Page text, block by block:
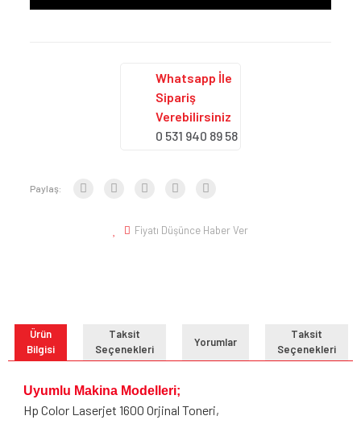
Whatsapp İle
Sipariş
Verebilirsiniz
0 531 940 89 58
Paylaş:
Fiyatı Düşünce Haber Ver
Ürün
Bilgisi
Taksit
Seçenekleri
Yorumlar
Taksit
Seçenekleri
Uyumlu Makina Modelleri;
Hp Color Laserjet 1600 Orjinal Toneri,